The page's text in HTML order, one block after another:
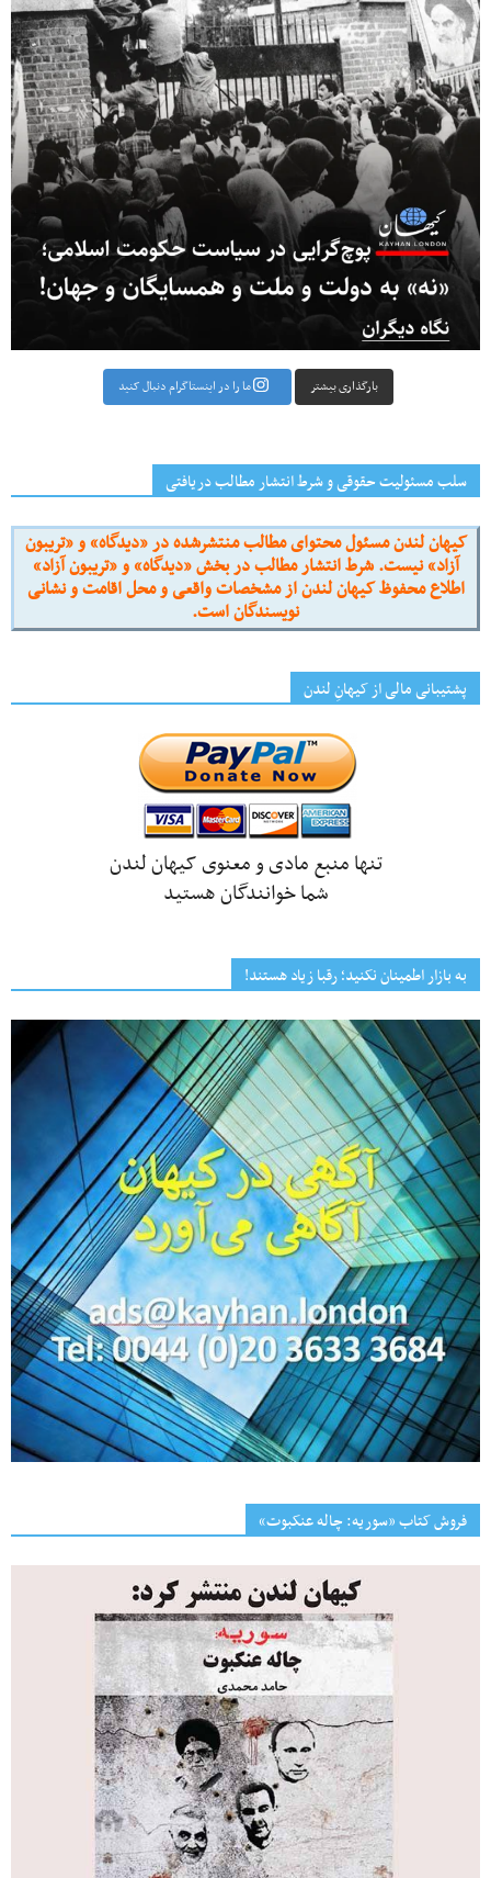
بارگذاری بیشتر ما را در اینستاگرام دنبال کنید
سلب مسئولیت حقوقی و شرط انتشار مطالب دریافتی
کیهان لندن مسئول محتوای مطالب منتشرشده در «دیدگاه» و «تریبون
آزاد» نیست. شرط انتشار مطالب در بخش «دیدگاه» و «تریبون آزاد»
اطلاع محفوظ کیهان لندن از مشخصات واقعی و محل اقامت و نشانی
نویسندگان است.
پشتیبانی مالی از کیهانِ لندن
تنها منبع مادی و معنوی کیهان لندن
شما خوانندگان هستید
به بازار اطمینان نکنید؛ رقبا زیاد هستند!
فروش کتاب «سوریه: چاله عنکبوت»